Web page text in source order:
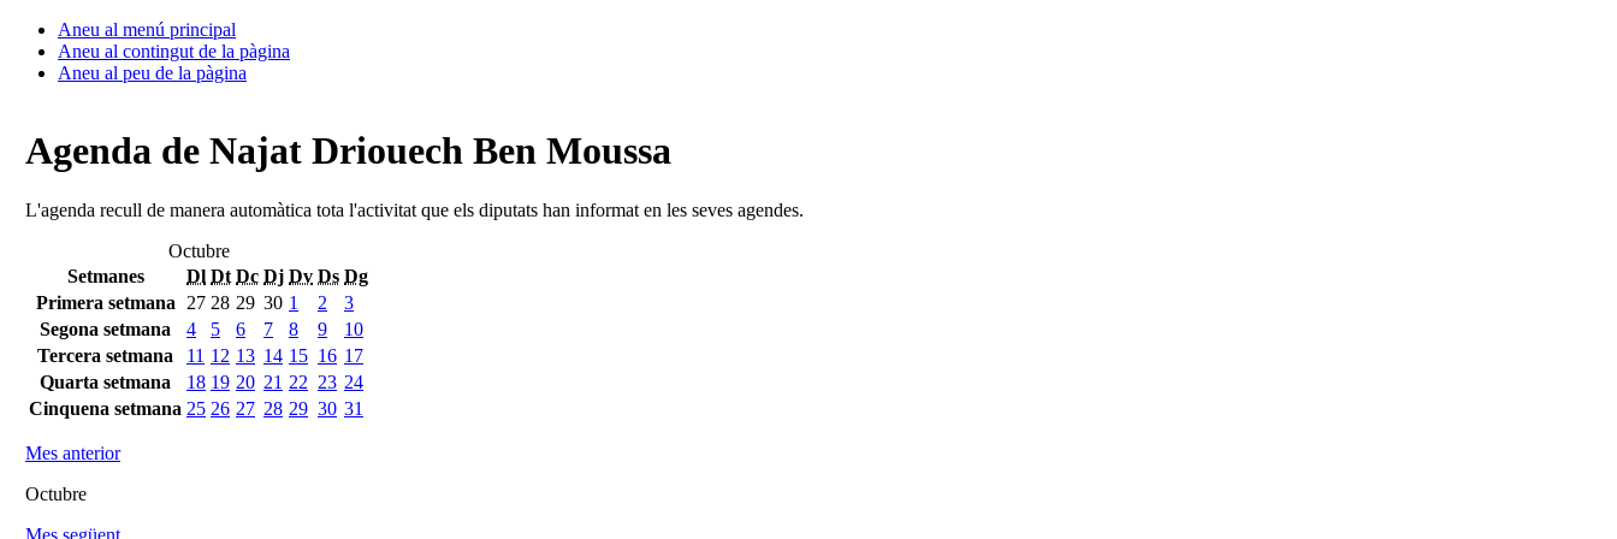
Aneu al menú principal
Aneu al contingut de la pàgina
Aneu al peu de la pàgina
Agenda de Najat Driouech Ben Moussa
L'agenda recull de manera automàtica tota l'activitat que els diputats han informat en les seves agendes.
Octubre
Setmanes
Dl Dt Dc Dj Dv Ds Dg
Primera setmana
27 28 29 30 1 2
3
Segona setmana
4 5 6 7 8 9
10
Tercera setmana
11 12 13 14 15 16 17
Quarta setmana
18 19 20 21 22 23 24
Cinquena setmana 25 26 27 28 29 30 31
Mes anterior
Octubre
Mes següent